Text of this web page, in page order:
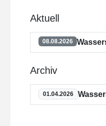
Aktuell
08.08.2026
Archiv
01.04.2026